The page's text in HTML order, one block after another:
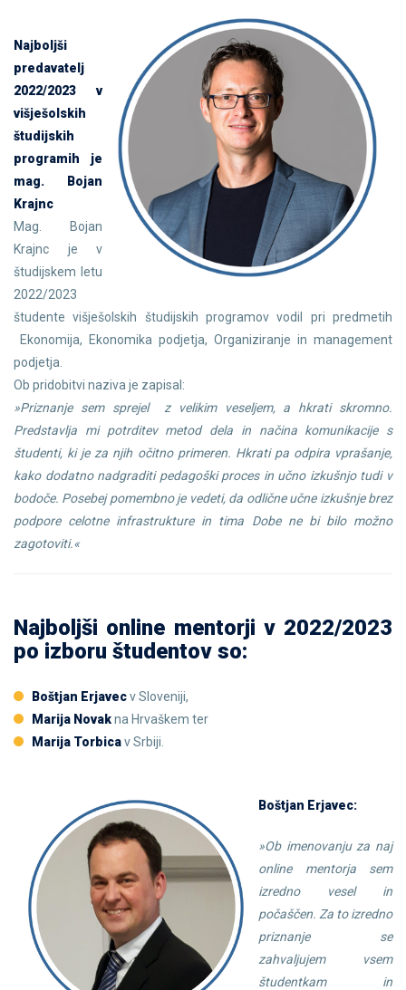
Najboljši
predavatelj
2022/2023 v
višješolskih
študijskih
programih je
mag. Bojan
Krajnc
Mag. Bojan
Krajnc je v
študijskem letu
2022/2023
študente višješolskih študijskih programov vodil pri predmetih
Ekonomija, Ekonomika podjetja, Organiziranje in management
podjetja.
Ob pridobitvi naziva je zapisal:
»Priznanje sem sprejel z velikim veseljem, a hkrati skromno.
Predstavlja mi potrditev metod dela in načina komunikacije s
študenti, ki je za njih očitno primeren. Hkrati pa odpira vprašanje,
kako dodatno nadgraditi pedagoški proces in učno izkušnjo tudi v
bodoče. Posebej pomembno je vedeti, da odlične učne izkušnje brez
podpore celotne infrastrukture in tima Dobe ne bi bilo možno
zagotoviti.«
Najboljši online mentorji v 2022/2023
po izboru študentov so:
Boštjan Erjavecv Sloveniji,
Marija Novakna Hrvaškem ter
Marija Torbicav Srbiji.
Boštjan Erjavec:
»Ob imenovanju za naj
online mentorja sem
izredno vesel in
počaščen. Za to izredno
priznanje se
zahvaljujem vsem
študentkam in